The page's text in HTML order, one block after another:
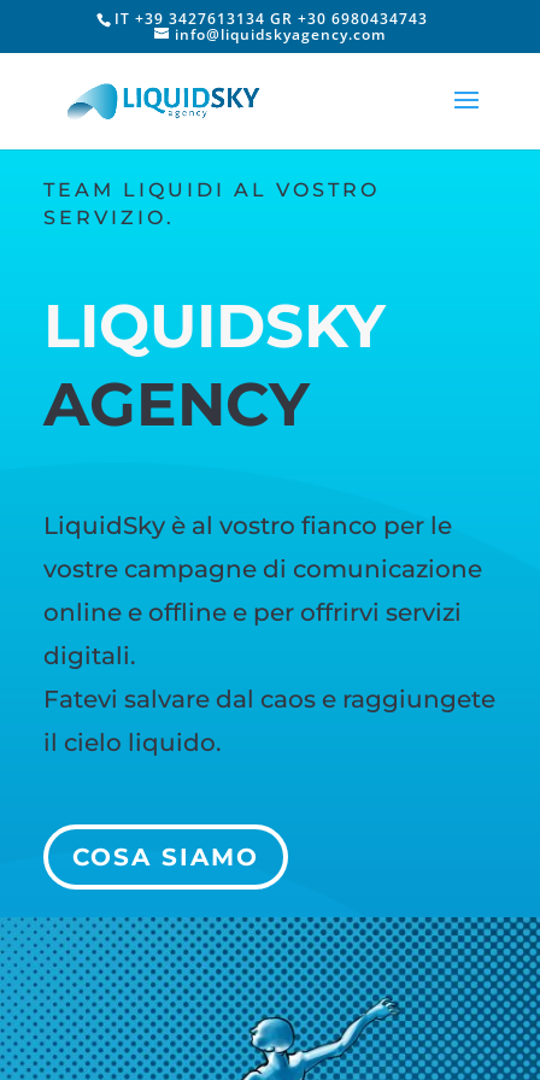
IT +39 3427613134 GR +30 6980434743
info@liquidskyagency.com
TEAM LIQUIDI AL VOSTRO
SERVIZIO.
LIQUIDSKY
AGENCY
LiquidSky è al vostro fianco per le
vostre campagne di comunicazione
online e offline e per offrirvi servizi
digitali.
Fatevi salvare dal caos e raggiungete
il cielo liquido.
COSA SIAMO